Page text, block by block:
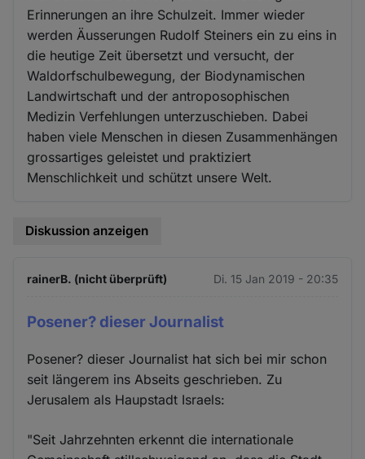
Erinnerungen an ihre Schulzeit. Immer wieder
werden Äusserungen Rudolf Steiners ein zu eins in
die heutige Zeit übersetzt und versucht, der
Waldorfschulbewegung, der Biodynamischen
Landwirtschaft und der antroposophischen
Medizin Verfehlungen unterzuschieben. Dabei
haben viele Menschen in diesen Zusammenhängen
grossartiges geleistet und praktiziert
Menschlichkeit und schützt unsere Welt.
Diskussion anzeigen
rainerB. (nicht überprüft) Di. 15 Jan 2019 - 20:35
Posener? dieser Journalist
Posener? dieser Journalist hat sich bei mir schon
seit längerem ins Abseits geschrieben. Zu
Jerusalem als Haupstadt Israels:
"Seit Jahrzehnten erkennt die internationale